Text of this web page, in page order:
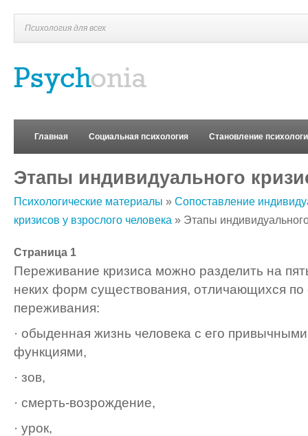
Психология для всех
Главная Социальная психология Становление
Этапы индивидуального
Психологические материалы » Сопоставление
кризисов у взрослого человека » Этапы
Страница 1
Переживание кризиса можно разделить на
неких форм существования, отличающихся
переживания:
· обыденная жизнь человека с его
функциями,
· зов,
· смерть-возрождение,
· урок,